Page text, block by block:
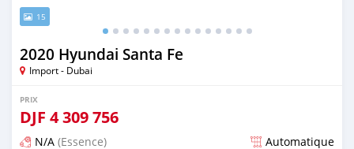
15
2020 Hyundai Santa Fe
Import - Dubai
PRIX
DJF 4 309 756
N/A (Essence) Automatique